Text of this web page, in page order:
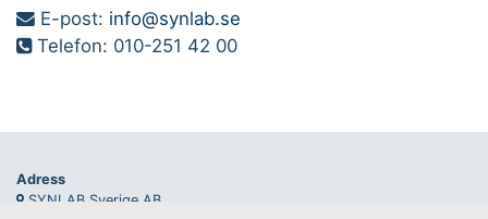
E-post: info@synlab.se
Telefon: 010-251 42 00
Adress
SYNLAB Sverige AB